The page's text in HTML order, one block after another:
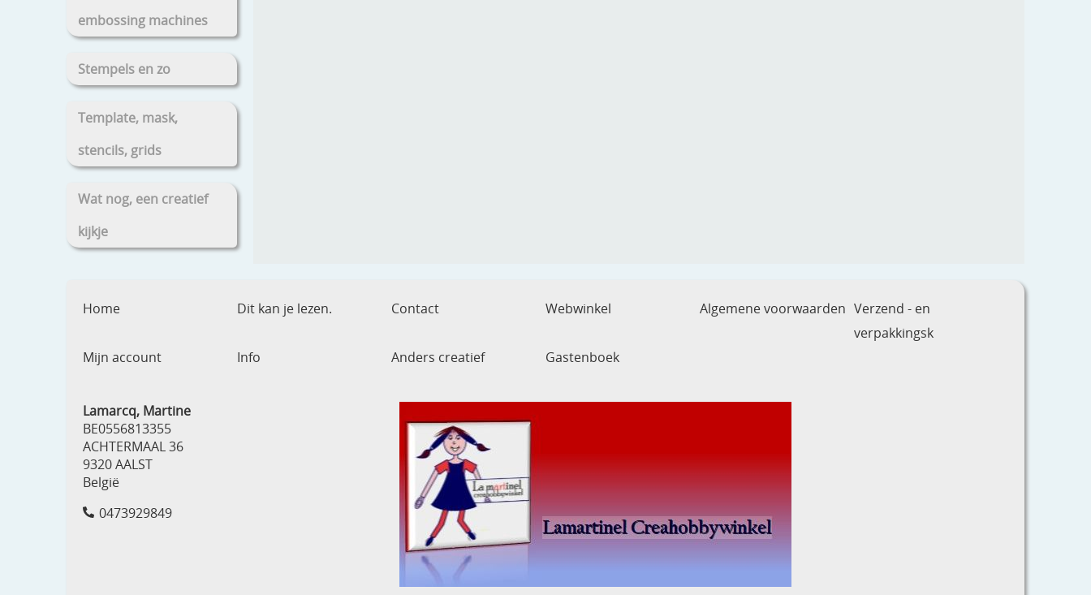
embossing machines
Stempels en zo
Template, mask,
stencils, grids
Wat nog, een creatief
kijkje
Home Dit kan je lezen. Contact Webwinkel Algemene voorwaarden Verzend - en
verpakkingsk
Mijn account
Info Anders creatief Gastenboek
Lamarcq, Martine
BE0556813355
ACHTERMAAL 36
9320 AALST
België
0473929849